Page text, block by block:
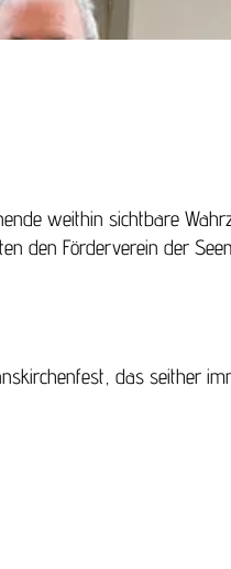
weithin sichtbare
den Förderverein der
das seither